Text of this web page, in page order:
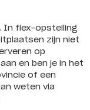
In flex-opstelling
zijn niet
op
en ben je in het
of een
weten via